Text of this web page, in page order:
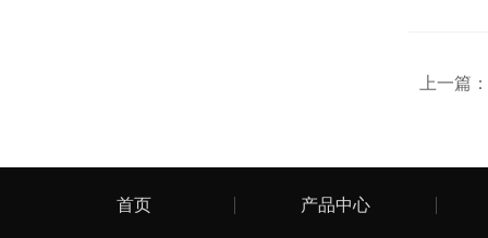
上一篇：
首页 产品中心